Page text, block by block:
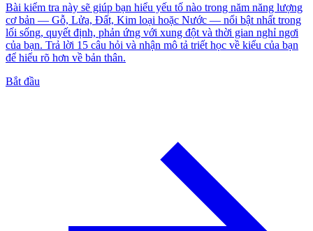
Bài kiểm tra này sẽ giúp bạn hiểu yếu tố nào trong năm năng lượng
cơ bản — Gỗ, Lửa, Đất, Kim loại hoặc Nước — nổi bật nhất trong
lối sống, quyết định, phản ứng với xung đột và thời gian nghỉ ngơi
của bạn. Trả lời 15 câu hỏi và nhận mô tả triết học về kiểu của bạn
để hiểu rõ hơn về bản thân.
Bắt đầu